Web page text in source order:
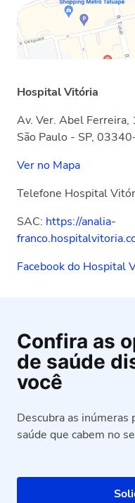
Hospital Vitória
Av. Ver. Abel Ferreira,
São Paulo - SP,
Ver no Mapa
Telefone Hospital
SAC​​: https://analia-
Facebook do Hospital
Confira as
de saúde
você
Descubra as inúmeras
saúde que cabem no